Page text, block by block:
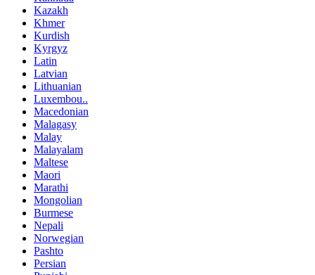
Kazakh
Khmer
Kurdish
Kyrgyz
Latin
Latvian
Lithuanian
Luxembou..
Macedonian
Malagasy
Malay
Malayalam
Maltese
Maori
Marathi
Mongolian
Burmese
Nepali
Norwegian
Pashto
Persian